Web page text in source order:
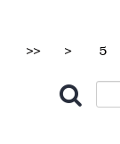
>> > 5